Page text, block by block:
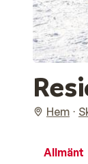
Hem
Allmänt